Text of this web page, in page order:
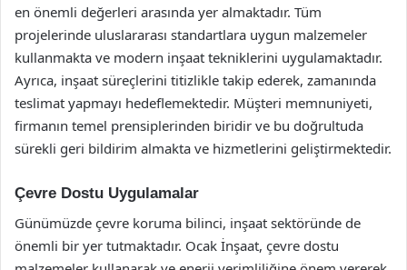
en önemli değerleri arasında yer almaktadır. Tüm
projelerinde uluslararası standartlara uygun malzemeler
kullanmakta ve modern inşaat tekniklerini uygulamaktadır.
Ayrıca, inşaat süreçlerini titizlikle takip ederek, zamanında
teslimat yapmayı hedeflemektedir. Müşteri memnuniyeti,
firmanın temel prensiplerinden biridir ve bu doğrultuda
sürekli geri bildirim almakta ve hizmetlerini geliştirmektedir.
Çevre Dostu Uygulamalar
Günümüzde çevre koruma bilinci, inşaat sektöründe de
önemli bir yer tutmaktadır. Ocak İnşaat, çevre dostu